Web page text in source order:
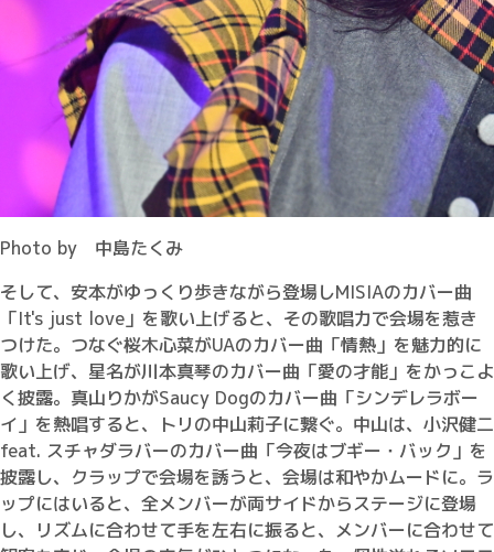
Photo by 中島たくみ
そして、安本がゆっくり歩きながら登場しMISIAのカバー曲
「It's just love」を歌い上げると、その歌唱力で会場を惹き
つけた。つなぐ桜木心菜がUAのカバー曲「情熱」を魅力的に
歌い上げ、星名が川本真琴のカバー曲「愛の才能」をかっこよ
く披露。真山りかがSaucy Dogのカバー曲「シンデレラボー
イ」を熱唱すると、トリの中山莉子に繋ぐ。中山は、小沢健二
feat. スチャダラバーのカバー曲「今夜はブギー・バック」を
披露し、クラップで会場を誘うと、会場は和やかムードに。ラ
ップにはいると、全メンバーが両サイドからステージに登場
し、リズムに合わせて手を左右に振ると、メンバーに合わせて